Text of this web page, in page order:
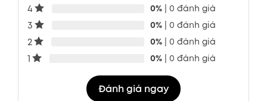
4 0% | 0 đánh giá
3 0% | 0 đánh giá
2 0% | 0 đánh giá
1 0% | 0 đánh giá
Đánh giá ngay